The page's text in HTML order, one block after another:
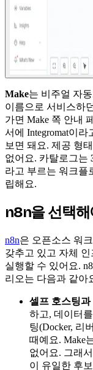
Make는 비주얼 자
이름으로 서비스하
가면 Make 쪽 안내
서에 Integromat이
보면 돼요. 제공 형
없어요. 카탈로그는
라고 부르는 워크플
립해요.
n8n을 선택해
n8n은 오픈소스 워
갖추고 있고 자체
실행할 수 있어요.
리오는 다음과 같아
셀프 호스팅
하고, 데이터
팅(Docker, 리
때예요. Make
없어요. 그래
이 유일한 후